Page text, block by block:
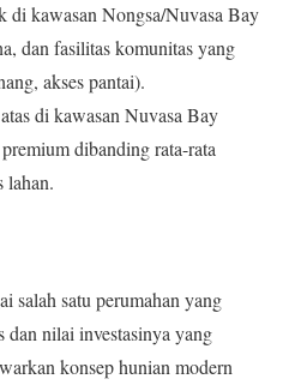
di kawasan Nongsa/Nuvasa Bay
dan fasilitas komunitas yang
akses pantai).
di kawasan Nuvasa Bay
dibanding rata-rata
lahan.
salah satu perumahan yang
dan nilai investasinya yang
konsep hunian modern